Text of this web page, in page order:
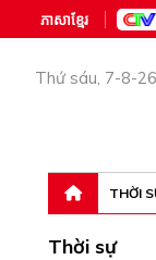
ភាសាខ្មែរ
Thứ sáu, 7-8-
THỜI
Thời sự